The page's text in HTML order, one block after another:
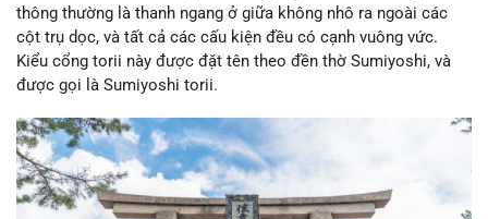
thông thường là thanh ngang ở giữa không nhô ra ngoài các
cột trụ dọc, và tất cả các cấu kiện đều có cạnh vuông vức.
Kiểu cổng torii này được đặt tên theo đền thờ Sumiyoshi, và
được gọi là Sumiyoshi torii.